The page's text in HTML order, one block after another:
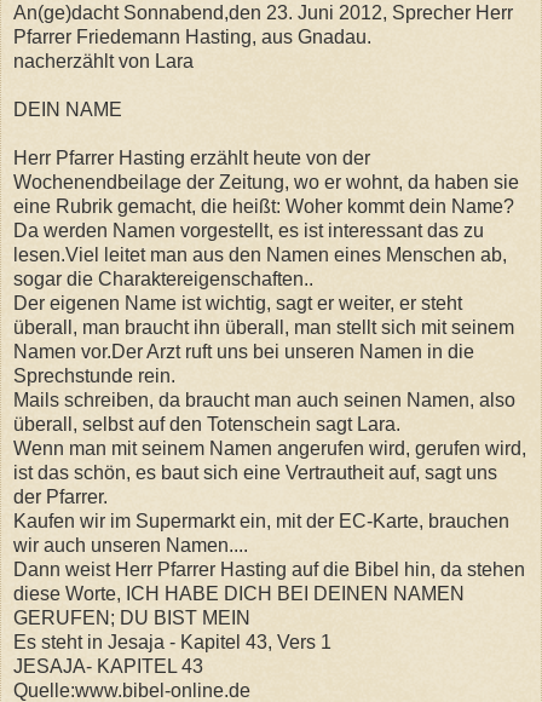
An(ge)dacht Sonnabend,den 23. Juni 2012, Sprecher Herr
Pfarrer Friedemann Hasting, aus Gnadau.
nacherzählt von Lara
DEIN NAME
Herr Pfarrer Hasting erzählt heute von der
Wochenendbeilage der Zeitung, wo er wohnt, da haben sie
eine Rubrik gemacht, die heißt: Woher kommt dein Name?
Da werden Namen vorgestellt, es ist interessant das zu
lesen.Viel leitet man aus den Namen eines Menschen ab,
sogar die Charaktereigenschaften..
Der eigenen Name ist wichtig, sagt er weiter, er steht
überall, man braucht ihn überall, man stellt sich mit seinem
Namen vor.Der Arzt ruft uns bei unseren Namen in die
Sprechstunde rein.
Mails schreiben, da braucht man auch seinen Namen, also
überall, selbst auf den Totenschein sagt Lara.
Wenn man mit seinem Namen angerufen wird, gerufen wird,
ist das schön, es baut sich eine Vertrautheit auf, sagt uns
der Pfarrer.
Kaufen wir im Supermarkt ein, mit der EC-Karte, brauchen
wir auch unseren Namen....
Dann weist Herr Pfarrer Hasting auf die Bibel hin, da stehen
diese Worte, ICH HABE DICH BEI DEINEN NAMEN
GERUFEN; DU BIST MEIN
Es steht in Jesaja - Kapitel 43, Vers 1
JESAJA- KAPITEL 43
Quelle:www.bibel-online.de